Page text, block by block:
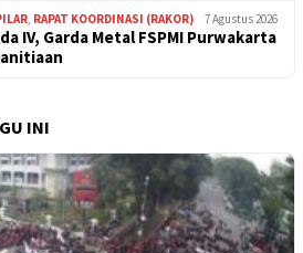
, RAPAT KOORDINASI (RAKOR) 7 Agustus 2026
IV, Garda Metal FSPMI Purwakarta
INI